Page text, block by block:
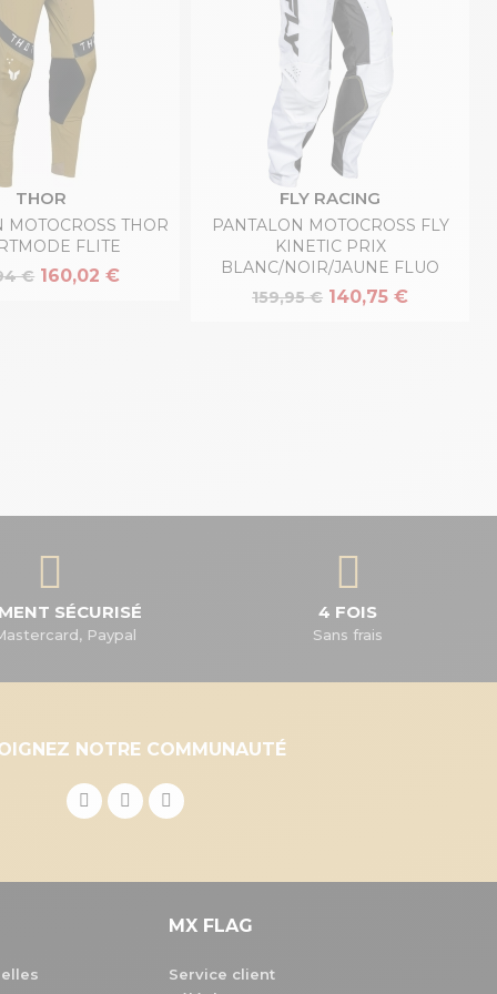
THOR
MOTOCROSS THOR
FLITE
€ 160,02 €
FLY RACING
PANTALON MOTOCROSS FLY
KINETIC PRIX
BLANC/NOIR/JAUNE FLUO
159,95 € 140,75 €
SÉCURISÉ
Paypal
4 FOIS
Sans frais
NOTRE COMMUNAUTÉ
MX FLAG
Service client